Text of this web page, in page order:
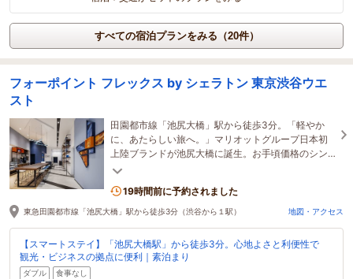
すべての宿泊プランをみる（20件）
フォーポイント フレックス by シェラトン 東京渋谷ウエ
スト
田園都市線「池尻大橋」駅から徒歩3分。「軽やか
に、あたらしい旅へ。」マリオットグループ日本初
上陸ブランドが池尻大橋に誕生。お手頃価格のシン
プルで快適なお部屋をご用意しております。
19時間前に予約されました
東急田園都市線「池尻大橋」駅から徒歩3分（渋谷から１駅） 地図・アクセス
【スマートステイ】「池尻大橋駅」から徒歩3分。心地よさと利便性で
観光・ビジネスの拠点に便利｜素泊まり
ダブル 食事なし